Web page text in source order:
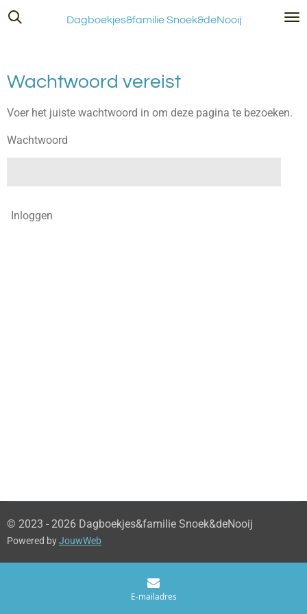
Ga
hoofdinhoud
Dagboekjes&familie Snoek&deNooij
Wachtwoord vereist
Voer het juiste wachtwoord in om deze pagina te bezoeken.
Wachtwoord
Inloggen
© 2023 - 2026 Dagboekjes&familie Snoek&deNooij
Powered byJouwWeb
E-mailadres